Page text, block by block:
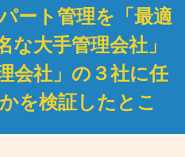
ート管理を「最適
な大手管理会社」
会社」の３社に任
を検証したとこ